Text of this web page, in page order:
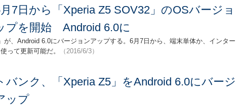
7日から「Xperia Z5 SOV32」のOSバージョ
プを開始 Android 6.0に
が、Android 6.0にバージョンアップする。6月7日から、端末単体か、インター
って更新可能だ。
（2016/6/3）
バンク、「Xperia Z5」をAndroid 6.0にバージ
ップ